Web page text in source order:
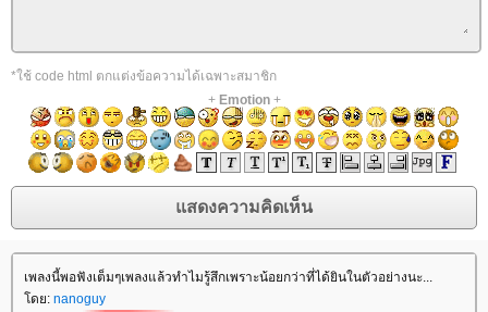
*ใช้ code html ตกแต่งข้อความได้เฉพาะสมาชิก
+ Emotion+
เพลงนี้พอฟังเต็มๆเพลงแล้วทำไมรู้สึกเพราะน้อยกว่าที่ได้ยินในตัวอย่างนะ...
ดย: nanoguy